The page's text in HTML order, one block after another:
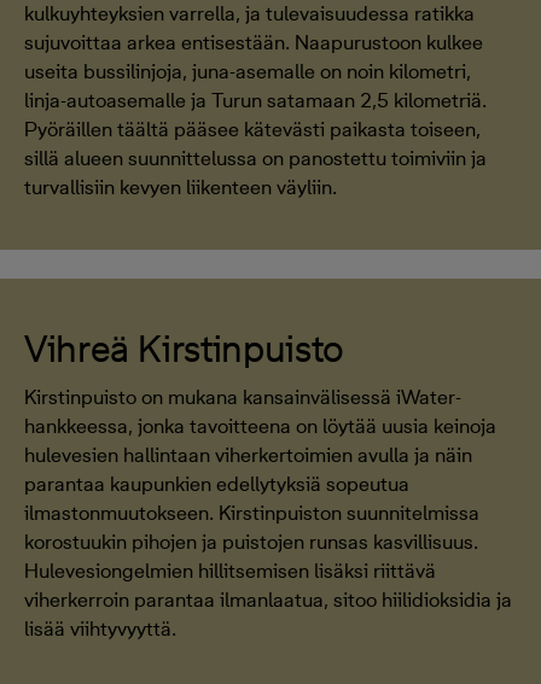
kulkuyhteyksien varrella, ja tulevaisuudessa ratikka
sujuvoittaa arkea entisestään. Naapurustoon kulkee
useita bussilinjoja, juna-asemalle on noin kilometri,
linja-autoasemalle ja Turun satamaan 2,5 kilometriä.
Pyöräillen täältä pääsee kätevästi paikasta toiseen,
sillä alueen suunnittelussa on panostettu toimiviin ja
turvallisiin kevyen liikenteen väyliin.
Vihreä Kirstinpuisto
Kirstinpuisto on mukana kansainvälisessä iWater-
hankkeessa, jonka tavoitteena on löytää uusia keinoja
hulevesien hallintaan viherkertoimien avulla ja näin
parantaa kaupunkien edellytyksiä sopeutua
ilmastonmuutokseen. Kirstinpuiston suunnitelmissa
korostuukin pihojen ja puistojen runsas kasvillisuus.
Hulevesiongelmien hillitsemisen lisäksi riittävä
viherkerroin parantaa ilmanlaatua, sitoo hiilidioksidia ja
lisää viihtyvyyttä.